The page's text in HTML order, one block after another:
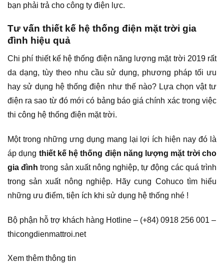
bạn phải trả cho công ty điện lực.
Tư vấn thiết kế hệ thống điện mặt trời gia
đình hiệu quả
Chi phí thiết kế hệ thống điện năng lượng mặt trời 2019 rất
da dạng, tùy theo nhu cầu sử dụng, phương pháp tối ưu
hay sử dụng hệ thống điện như thế nào? Lựa chọn vật tư
điện ra sao từ đó mới có bảng báo giá chính xác trong việc
thi công hệ thống điện mặt trời.
Một trong những ưng dụng mang lại lợi ích hiện nay đó là
áp dụng thiết kế hệ thống điện năng lượng mặt trời cho
gia đình trong sản xuất nông nghiệp, tự động các quá trình
trong sản xuất nông nghiệp. Hãy cung Cohuco tìm hiểu
những ưu điểm, tiện ích khi sử dụng hệ thống nhé !
Bộ phận hỗ trợ khách hàng Hotline – (+84) 0918 256 001 –
thicongdienmattroi.net
Xem thêm thông tin